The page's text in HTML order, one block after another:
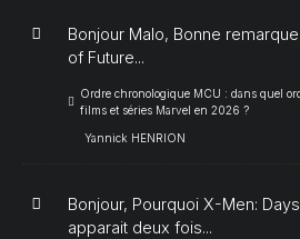
Bonjour Malo, Bonne
of Future...
Ordre chronologique MCU : dans quel
films et séries Marvel en 2026 ?
Yannick HENRION
Bonjour, Pourquoi X-Men:
apparait deux fois...